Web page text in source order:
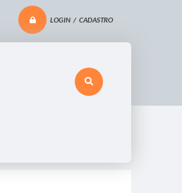
LOGIN / CADASTRO